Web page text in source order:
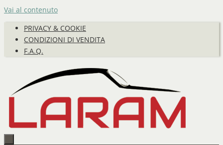
Vai al contenuto
PRIVACY & COOKIE
CONDIZIONI DI VENDITA
F.A.Q.